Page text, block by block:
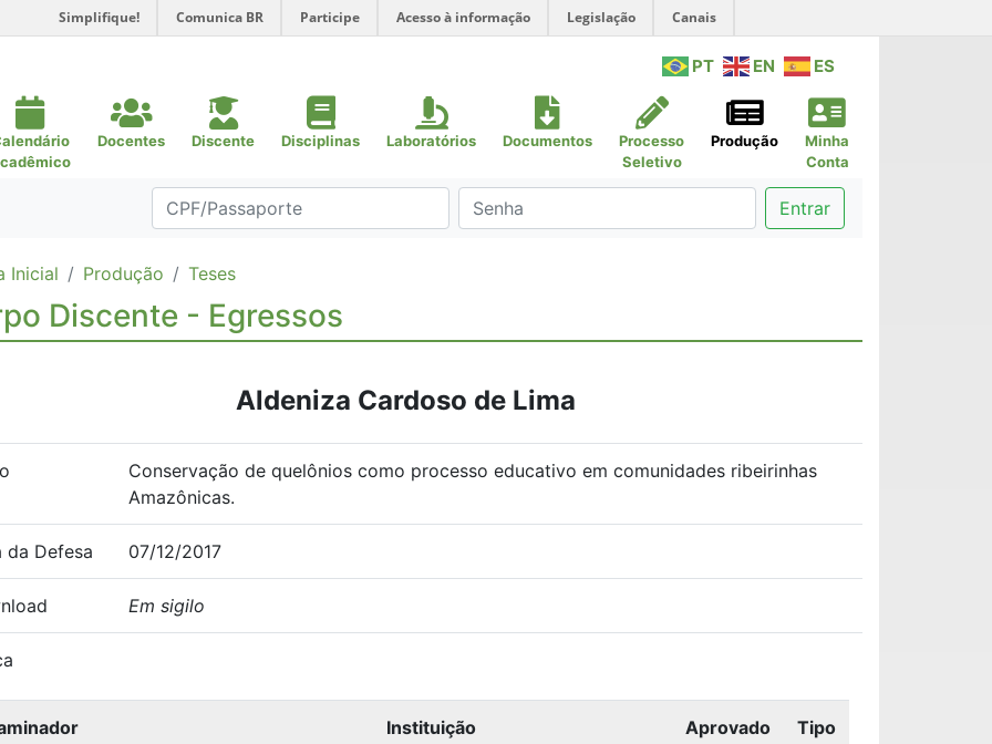
Simplifique! Comunica BR Participe Acesso à informação Legislação Canais
PT EN ES
Docentes Discente Disciplinas Laboratórios Documentos
Processo
Seletivo
Produção
Minha
Conta
Entrar
Inicial Produção Teses
Discente - Egressos
Aldeniza Cardoso de Lima
Conservação de quelônios como processo educativo em comunidades ribeirinhas
Amazônicas.
da Defesa 07/12/2017
Em sigilo
Instituição Aprovado Tipo